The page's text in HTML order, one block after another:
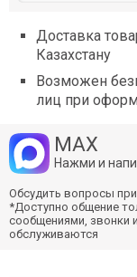
Доставка
Казахстану
Возможен
лиц при
MAX
Нажми и
Обсудить вопросы
*Доступно общение
сообщениями, звонки
обслуживаются